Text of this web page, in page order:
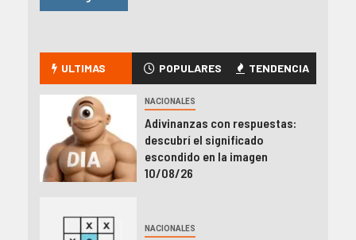
ULTIMAS POPULARES TENDENCIA
NACIONALES
Adivinanzas con respuestas:
descubrí el significado
escondido en la imagen
10/08/26
NACIONALES